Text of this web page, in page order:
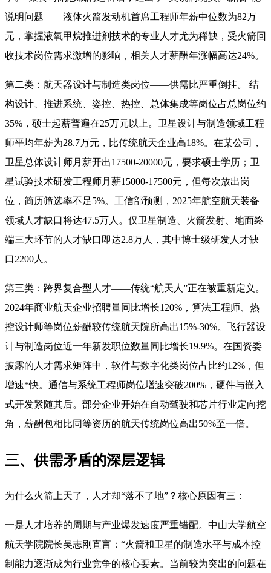
说明问题——液体火箭发动机首席工程师年薪中位数为82万
元，掌握液氧甲烷推进剂技术的专业人才尤为稀缺，受火箭回
收技术岗位需求激增的影响，相关人才薪酬年涨幅高达24%。
第二类：航天器设计与制造类岗位——供需比严重倒挂。 结
构设计、推进系统、姿控、热控、总体集成等岗位占总岗位约
35%，硕士起薪普遍在25万元以上。卫星设计与制造领域工程
师平均年薪为28.7万元，比传统航天企业高18%。在某公司，
卫星总体设计师月薪开出17500-20000元，要求硕士学历；卫
星试验技术研发工程师月薪15000-17500元，但每次放出岗
位，简历筛选率不足5%。工信部预测，2025年航空航天装备
领域人才缺口将达47.5万人。仅卫星制造、火箭发射、地面终
端三大环节的人才缺口即达2.8万人，其中博士级研发人才缺
口2200人。
第三类：跨界复合型人才——传统“航天人”正在被重新定义。
2024年商业航天企业招聘量同比增长120%，算法工程师、热
控设计师等岗位薪酬较传统航天院所高出15%-30%。飞行器设
计与制造岗位近一年新发职位数量同比增长19.9%。在国资委
披露的人才需求矩阵中，软件与数字化类岗位占比约12%，但
增速*快。通信与系统工程师岗位增速突破200%，硬件与嵌入
式开发紧随其后。部分企业开始在自动驾驶和芯片行业定向挖
角，薪酬包相比同等资历的航天传统岗位高出50%至一倍。
三、供需矛盾的深层逻辑
为什么火箭上天了，人才却“落不了地”？核心原因有三：
一是人才培养的周期与产业爆发速度严重错配。中山大学航空
航天学院院长吴志刚直言：“火箭和卫星的制造水平与成本控
制能力逐渐成为行业竞争的核心要素。当前较为突出的问题在